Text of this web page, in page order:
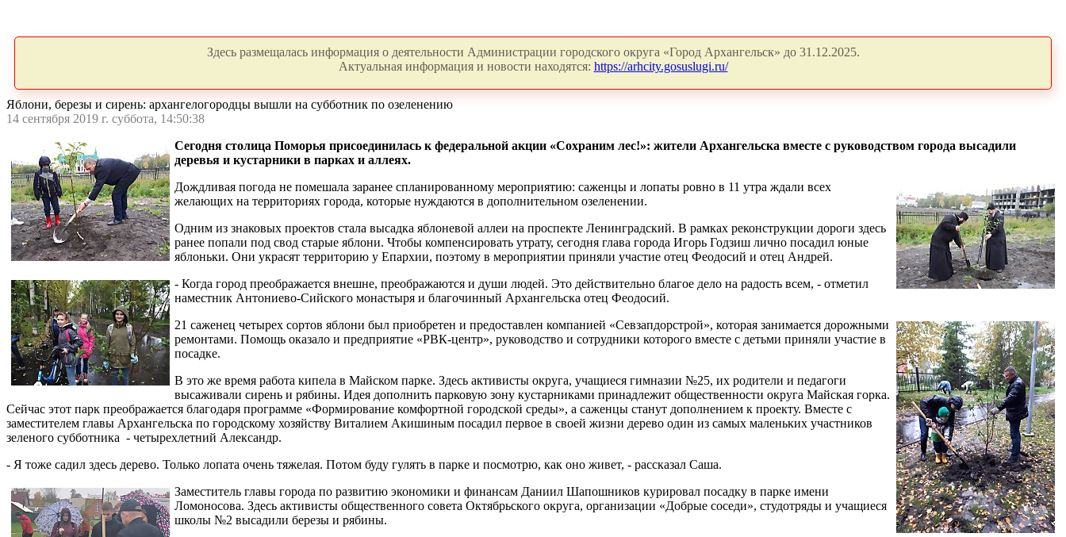
Здесь размещалась информация о деятельности Администрации городского округа «Город Архангельск» до 31.12.2025.
Актуальная информация и новости находятся: https://arhcity.gosuslugi.ru/
Яблони, березы и сирень: архангелогородцы вышли на субботник по озеленению
14 сентября 2019 г. суббота, 14:50:38
Сегодня столица Поморья присоединилась к федеральной акции «Сохраним лес!»: жители Архангельска вместе с руководством города высадили
деревья и кустарники в парках и аллеях.
Дождливая погода не помешала заранее спланированному мероприятию: саженцы и лопаты ровно в 11 утра ждали всех
желающих на территориях города, которые нуждаются в дополнительном озеленении.
Одним из знаковых проектов стала высадка яблоневой аллеи на проспекте Ленинградский. В рамках реконструкции дороги здесь
ранее попали под свод старые яблони. Чтобы компенсировать утрату, сегодня глава города Игорь Годзиш лично посадил юные
яблоньки. Они украсят территорию у Епархии, поэтому в мероприятии приняли участие отец Феодосий и отец Андрей.
- Когда город преображается внешне, преображаются и души людей. Это действительно благое дело на радость всем, - отметил
наместник Антониево-Сийского монастыря и благочинный Архангельска отец Феодосий.
21 саженец четырех сортов яблони был приобретен и предоставлен компанией «Севзапдорстрой», которая занимается дорожными
ремонтами. Помощь оказало и предприятие «РВК-центр», руководство и сотрудники которого вместе с детьми приняли участие в
посадке.
В это же время работа кипела в Майском парке. Здесь активисты округа, учащиеся гимназии №25, их родители и педагоги
высаживали сирень и рябины. Идея дополнить парковую зону кустарниками принадлежит общественности округа Майская горка.
Сейчас этот парк преображается благодаря программе «Формирование комфортной городской среды», а саженцы станут дополнением к проекту. Вместе с
заместителем главы Архангельска по городскому хозяйству Виталием Акишиным посадил первое в своей жизни дерево один из самых маленьких участников
зеленого субботника - четырехлетний Александр.
- Я тоже садил здесь дерево. Только лопата очень тяжелая. Потом буду гулять в парке и посмотрю, как оно живет, - рассказал Саша.
Заместитель главы города по развитию экономики и финансам Даниил Шапошников курировал посадку в парке имени
Ломоносова. Здесь активисты общественного совета Октябрьского округа, организации «Добрые соседи», студотряды и учащиеся
школы №2 высадили березы и рябины.